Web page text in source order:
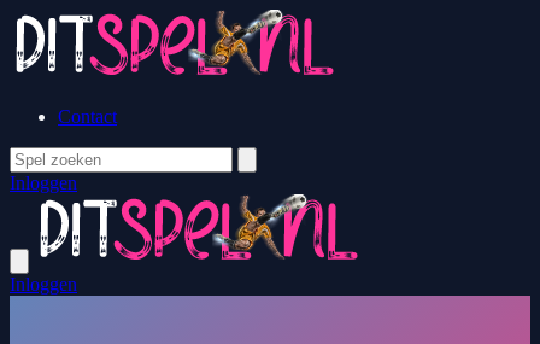
Contact
Inloggen
Inloggen